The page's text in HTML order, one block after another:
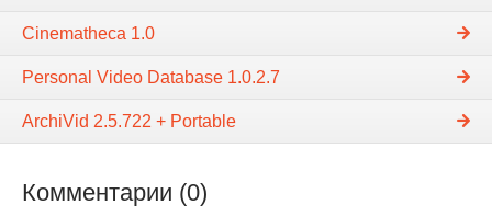
Cinematheca 1.0
Personal Video Database 1.0.2.7
ArchiVid 2.5.722 + Portable
Комментарии (0)